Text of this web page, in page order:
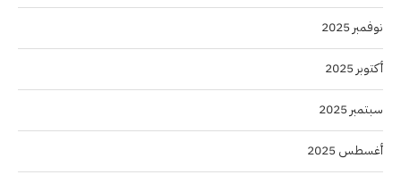
نوفمبر 2025
أكتوبر 2025
سبتمبر 2025
أغسطس 2025